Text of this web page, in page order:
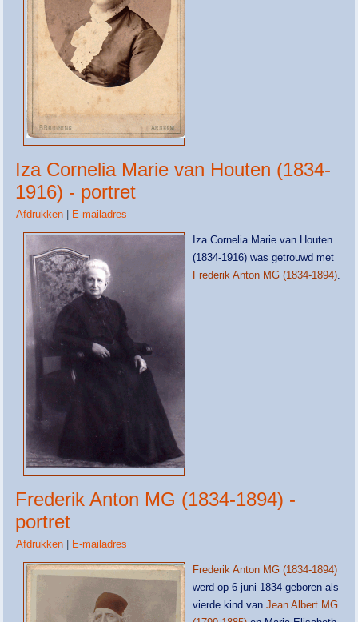
Iza Cornelia Marie van Houten (1834-
1916) - portret
Afdrukken E-mailadres
Iza Cornelia Marie van Houten
(1834-1916) was getrouwd met
Frederik Anton MG (1834-1894).
Frederik Anton MG (1834-1894) -
portret
Afdrukken E-mailadres
Frederik Anton MG (1834-1894)
werd op 6 juni 1834 geboren als
vierde kind vanJean Albert MG